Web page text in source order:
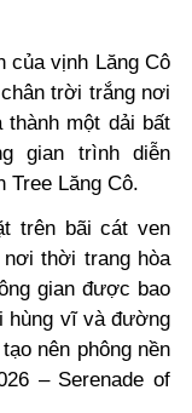
của vịnh Lăng Cô
trời trắng nơi
thành một dải bất
gian trình diễn
Tree Lăng Cô.
trên bãi cát ven
thời trang hòa
gian được bao
hùng vĩ và đường
nên phông nền
– Serenade of